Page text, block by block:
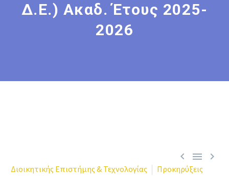
Δ.Ε.) Ακαδ. Έτους 2025-
2026
  
Διοικητικής Επιστήμης & Τεχνολογίας
Προκηρύξεις